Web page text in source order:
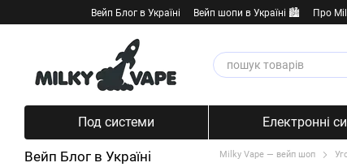
Перейти к основному контенту
Вейп Блог в Україні Вейп шопи в Україні 🏙️ Про
Под системи Електронні
Milky Vape — вейп шоп
Вейп Блог в Україні